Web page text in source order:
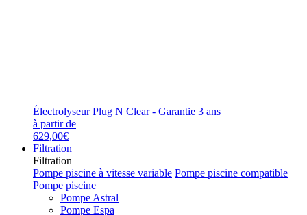
Électrolyseur Plug N Clear - Garantie 3 ans
à partir de
629,00€
Filtration
Filtration
Pompe piscine à vitesse variable Pompe piscine compatible
Pompe piscine
Pompe Astral
Pompe Espa